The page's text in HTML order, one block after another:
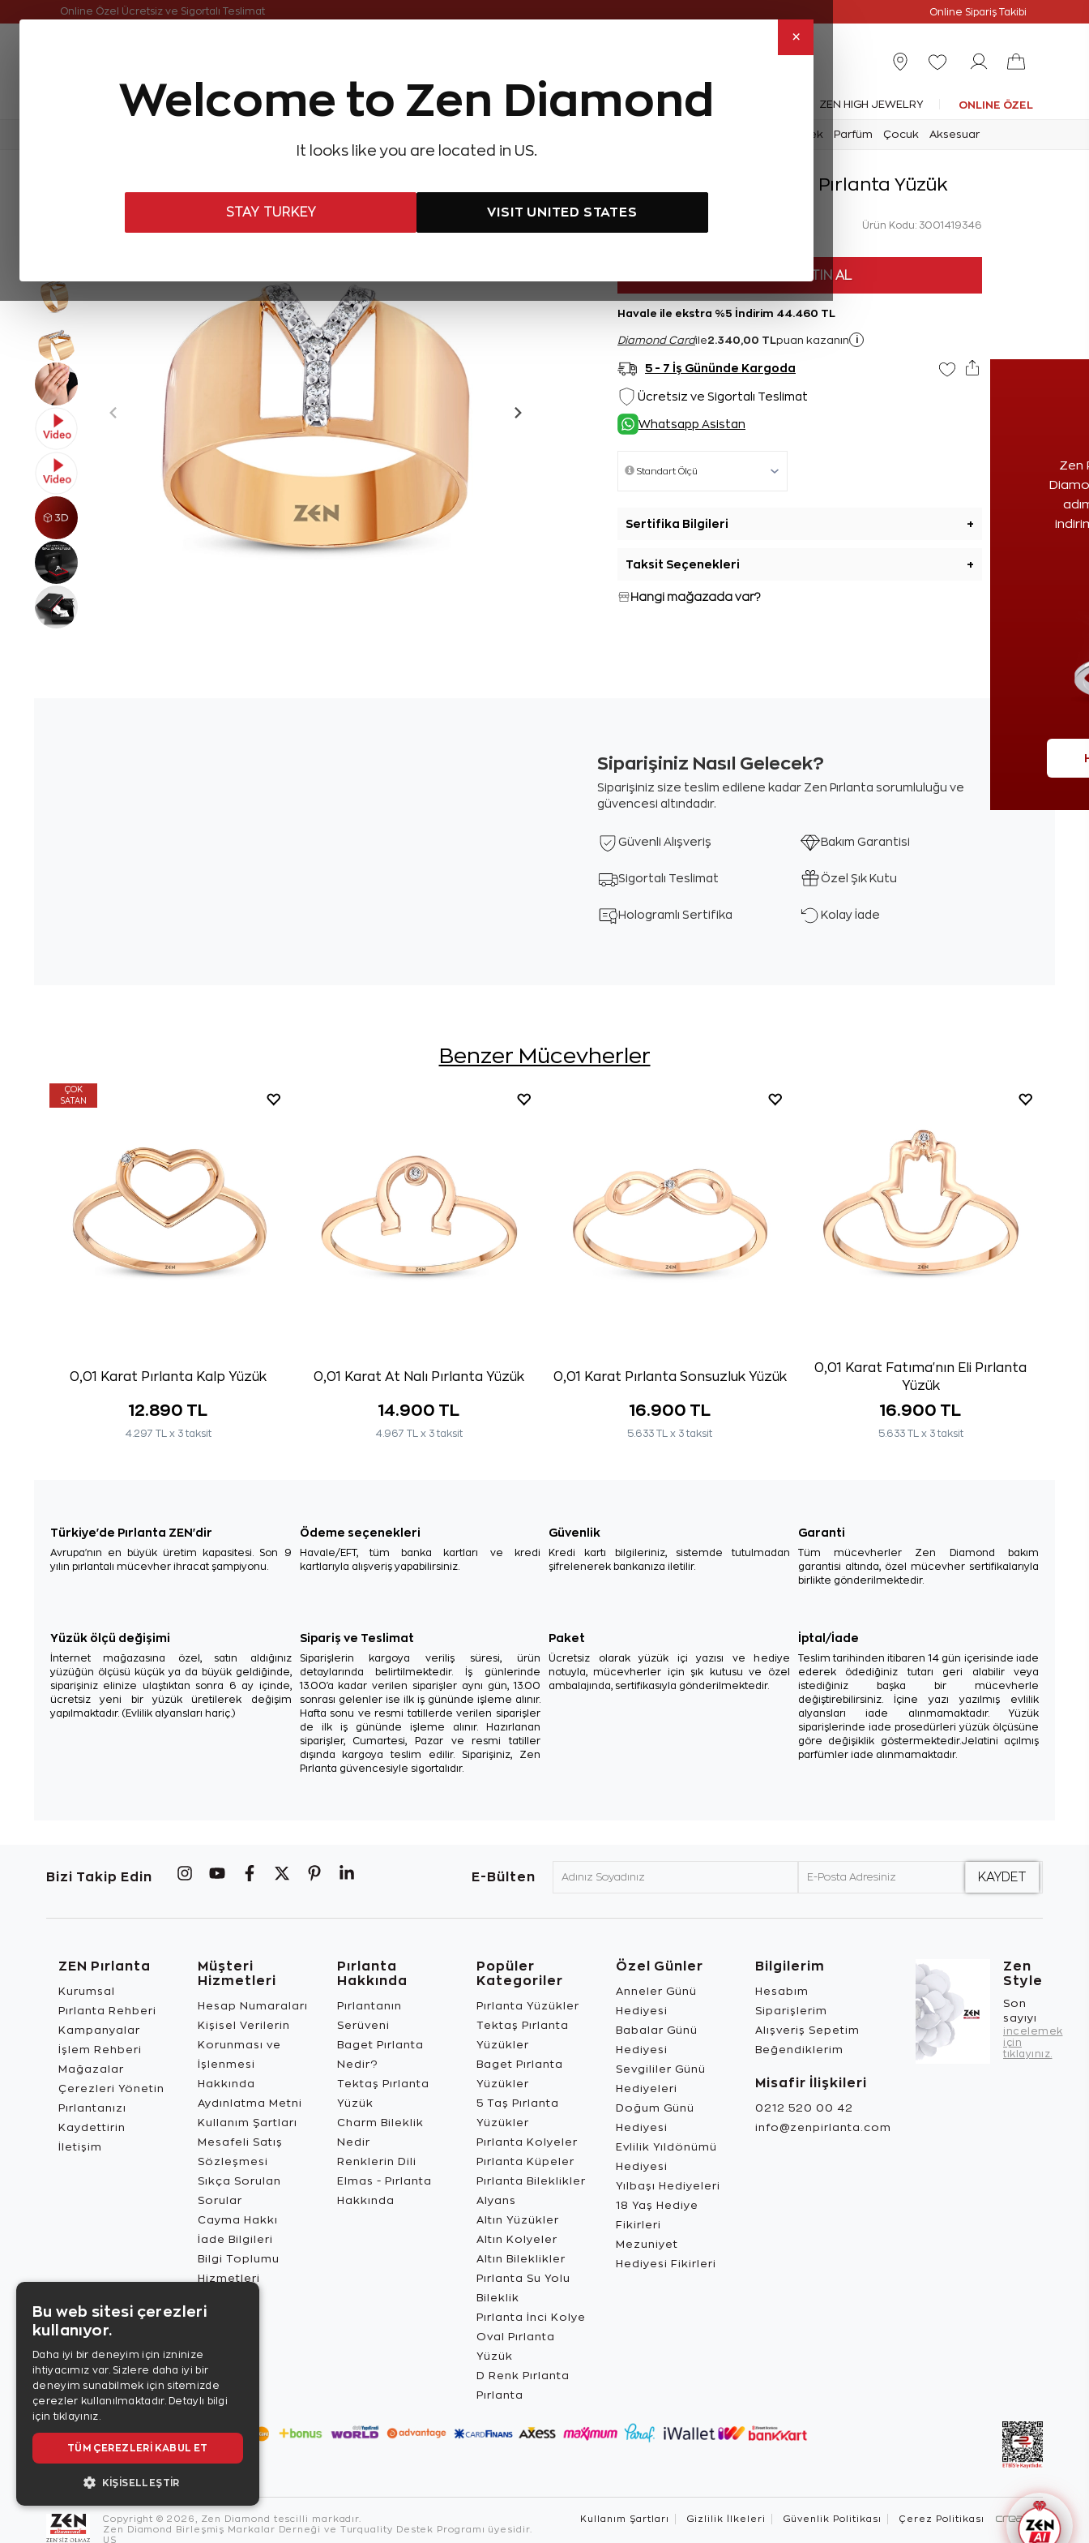
×
Welcome to Zen Diamond
It looks like you are located in US.
STAY TURKEY VISIT UNITED STATES
Online Özel Ücretsiz ve Sigortalı Teslimat Online Sipariş Takibi
Aynı Gün Kargo Çok Satanlar Hediye Önerileri Evlilik Teklifi Setler Özel Koleksiyonlar ZEN HIGH JEWELRY ONLINE ÖZEL
Erkek Parfüm Çocuk Aksesuar
0,08 Karat Y Harfi Pırlanta Yüzük
Ürün Kodu: 3001419346
46.800 TL
HEMEN SATIN AL
Havale ile ekstra %5 İndirim 44.460 TL
Diamond Cardile2.340,00 TL puan kazanın i
Zen
5 - 7 İş Gününde Kargoda
Ücretsiz ve Sigortalı Teslimat
Whatsapp Asistan
Sertifika Bilgileri +
Taksit Seçenekleri +
Hangi mağazada var?
Siparişiniz Nasıl Gelecek?
Siparişiniz size teslim edilene kadar Zen Pırlanta sorumluluğu ve
güvencesi altındadır.
Güvenli Alışveriş Bakım Garantisi
Sigortalı Teslimat Özel Şık Kutu
Hologramlı Sertifika Kolay İade
Benzer Mücevherler
ÇOK
SATAN
0,01 Karat Pırlanta Kalp Yüzük
12.890 TL
4.297 TL x 3 taksit
0,01 Karat At Nalı Pırlanta Yüzük
14.900 TL
4.967 TL x 3 taksit
0,01 Karat Pırlanta Sonsuzluk Yüzük
16.900 TL
5.633 TL x 3 taksit
0,01 Karat Fatıma'nın Eli Pırlanta
Yüzük
16.900 TL
5.633 TL x 3 taksit
Türkiye'de Pırlanta ZEN'dir
Avrupa'nın en büyük üretim kapasitesi. Son 9
yılın pırlantalı mücevher ihracat şampiyonu.
Ödeme seçenekleri
Havale/EFT, tüm banka kartları ve kredi
kartlarıyla alışveriş yapabilirsiniz.
Güvenlik
Kredi kartı bilgileriniz, sistemde tutulmadan
şifrelenerek bankanıza iletilir.
Garanti
Tüm mücevherler Zen Diamond bakım
garantisi altında, özel mücevher sertifikalarıyla
birlikte gönderilmektedir.
Yüzük ölçü değişimi
İnternet mağazasına özel, satın aldığınız
yüzüğün ölçüsü küçük ya da büyük geldiğinde,
siparişiniz elinize ulaştıktan sonra 6 ay içinde,
ücretsiz yeni bir yüzük üretilerek değişim
yapılmaktadır. (Evlilik alyansları hariç.)
Sipariş ve Teslimat
Siparişlerin kargoya veriliş süresi, ürün
detaylarında belirtilmektedir. İş günlerinde
13.00'a kadar verilen siparişler aynı gün, 13.00
sonrası gelenler ise ilk iş gününde işleme alınır.
Hafta sonu ve resmi tatillerde verilen siparişler
de ilk iş gününde işleme alınır. Hazırlanan
siparişler, Cumartesi, Pazar ve resmi tatiller
dışında kargoya teslim edilir. Siparişiniz, Zen
Pırlanta güvencesiyle sigortalıdır.
Paket
Ücretsiz olarak yüzük içi yazısı ve hediye
notuyla, mücevherler için şık kutusu ve özel
ambalajında, sertifikasıyla gönderilmektedir.
İptal/İade
Teslim tarihinden itibaren 14 gün içerisinde iade
ederek ödediğiniz tutarı geri alabilir veya
istediğiniz başka bir mücevherle
değiştirebilirsiniz. İçine yazı yazılmış evlilik
alyansları iade alınmamaktadır. Yüzük
siparişlerinde iade prosedürleri yüzük ölçüsüne
göre değişiklik göstermektedir.Jelatini açılmış
parfümler iade alınmamaktadır.
Bizi Takip Edin E-Bülten
ZEN Pırlanta
Kurumsal
Pırlanta Rehberi
Kampanyalar
İşlem Rehberi
Mağazalar
Çerezleri Yönetin
Pırlantanızı
Kaydettirin
İletişim
Müşteri
Hizmetleri
Hesap Numaraları
Kişisel Verilerin
Korunması ve
İşlenmesi
Hakkında
Aydınlatma Metni
Kullanım Şartları
Mesafeli Satış
Sözleşmesi
Sıkça Sorulan
Sorular
Cayma Hakkı
İade Bilgileri
Bilgi Toplumu
Hizmetleri
Pırlanta
Hakkında
Pırlantanın
Serüveni
Baget Pırlanta
Nedir?
Tektaş Pırlanta
Yüzük
Charm Bileklik
Nedir
Renklerin Dili
Elmas - Pırlanta
Hakkında
Popüler
Kategoriler
Pırlanta Yüzükler
Tektaş Pırlanta
Yüzükler
Baget Pırlanta
Yüzükler
5 Taş Pırlanta
Yüzükler
Pırlanta Kolyeler
Pırlanta Küpeler
Pırlanta Bileklikler
Alyans
Altın Yüzükler
Altın Kolyeler
Altın Bileklikler
Pırlanta Su Yolu
Bileklik
Pırlanta İnci Kolye
Oval Pırlanta
Yüzük
D Renk Pırlanta
Pırlanta
Özel Günler
Anneler Günü
Hediyesi
Babalar Günü
Hediyesi
Sevgililer Günü
Hediyeleri
Doğum Günü
Hediyesi
Evlilik Yıldönümü
Hediyesi
Yılbaşı Hediyeleri
18 Yaş Hediye
Fikirleri
Mezuniyet
Hediyesi Fikirleri
Bilgilerim
Hesabım
Siparişlerim
Alışveriş Sepetim
Beğendiklerim
Misafir İlişkileri
0212 520 00 42
info@zenpirlanta.com
Zen
Style
Son
sayıyı
incelemek
için
tıklayınız.
Copyright © 2026, Zen Diamond tescilli markadır.
Zen Diamond Birleşmiş Markalar Derneği ve Turquality Destek Programı üyesidir.
US
Kullanım Şartları Gizlilik İlkeleri Güvenlik Politikası Çerez Politikası
Bu web sitesi çerezleri
kullanıyor.
Daha iyi bir deneyim için izninize
ihtiyacımız var. Sizlere daha iyi bir
deneyim sunabilmek için sitemizde
çerezler kullanılmaktadır. Detaylı bilgi
için tıklayınız.
TÜM ÇEREZLERI KABUL ET
KIŞISELLEŞTIR